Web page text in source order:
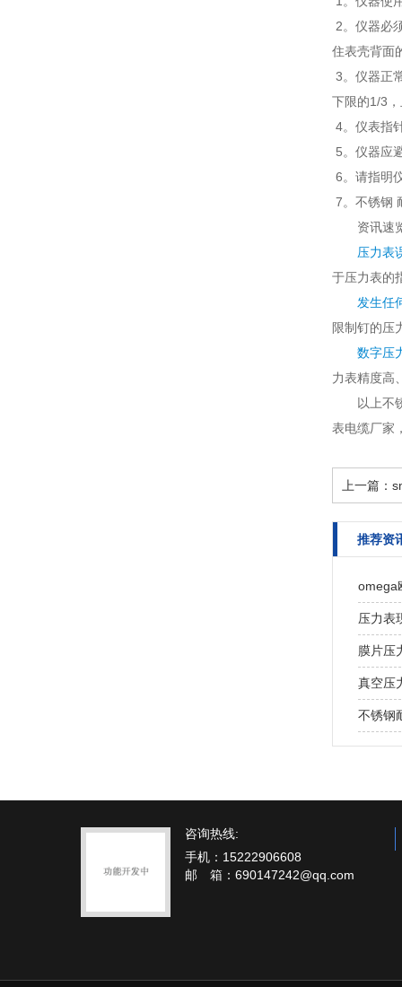
2。仪器必
住表壳背面
3。仪器正
下限的1/3
4。仪表指
5。仪器应
6。请指明
7。不锈钢
资讯速
压力表
于压力表的
发生任
限制钉的压
数字压
力表精度高
以上不
表电缆厂家
上一篇：
推荐资
omega
压力表
膜片压
真空压
不锈钢
咨询热线:
手机：15222906608
邮 箱：690147242@qq.com